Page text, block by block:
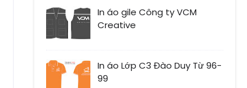
In áo gile Công ty VCM
Creative
In áo Lớp C3 Đào Duy Từ 96-
99